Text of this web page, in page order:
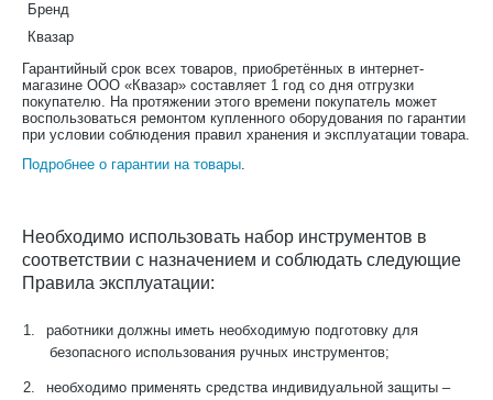
Бренд
Квазар
Гарантийный срок всех товаров, приобретённых в интернет-
магазине ООО «Квазар» составляет 1 год со дня отгрузки
покупателю. На протяжении этого времени покупатель может
воспользоваться ремонтом купленного оборудования по гарантии
при условии соблюдения правил хранения и эксплуатации товара.
Подробнее о гарантии на товары.
Необходимо использовать набор инструментов в
соответствии с назначением и соблюдать следующие
Правила эксплуатации:
1.
работники должны иметь необходимую подготовку для
безопасного использования ручных инструментов;
2.
необходимо применять средства индивидуальной защиты –